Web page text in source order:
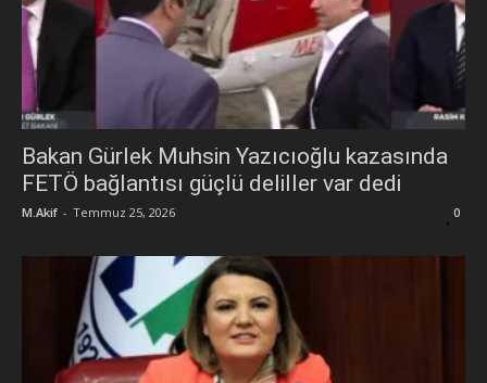
Bakan Gürlek Muhsin Yazıcıoğlu kazasında
FETÖ bağlantısı güçlü deliller var dedi
M.Akif - Temmuz 25, 2026 0